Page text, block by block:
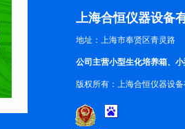
上海合恒仪器设备
地址：上海市奉贤区青灵路
公司主营小型生化培养箱、
版权所有：上海合恒仪器设